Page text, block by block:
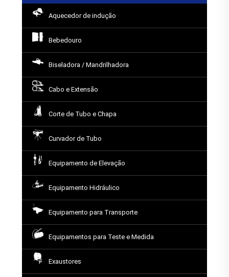
Aquecedor de indução
Bebedouro
Biseladora / Mandrilhadora
Cabo e Extensão
Corte de Tubo e Chapa
Curvador de Tubo
Equipamento de Elevação
Equipamento Hidráulico
Equipamento para Transporte
Equipamentos para Teste e Medida
Exaustores